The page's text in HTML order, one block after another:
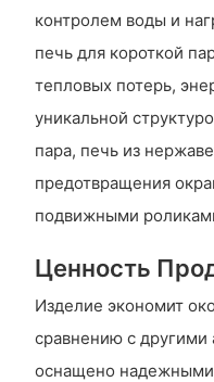
контролем воды и
печь для короткой
тепловых потерь,
уникальной
пара, печь из
предотвращения
подвижными
Ценность
Изделие экономит
сравнению с
оснащено